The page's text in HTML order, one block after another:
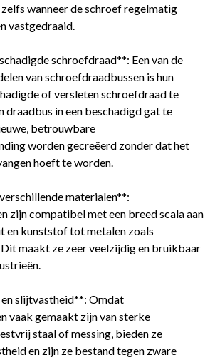
wanneer de schroef regelmatig
vastgedraaid.
schroefdraad**: Een van de
van schroefdraadbussen is hun
of versleten schroefdraad te
draadbus in een beschadigd gat te
betrouwbare
worden gecreëerd zonder dat het
hoeft te worden.
materialen**:
zijn compatibel met een breed scala aan
en kunststof tot metalen zoals
maakt ze zeer veelzijdig en bruikbaar
slijtvastheid**: Omdat
vaak gemaakt zijn van sterke
staal of messing, bieden ze
en zijn ze bestand tegen zware